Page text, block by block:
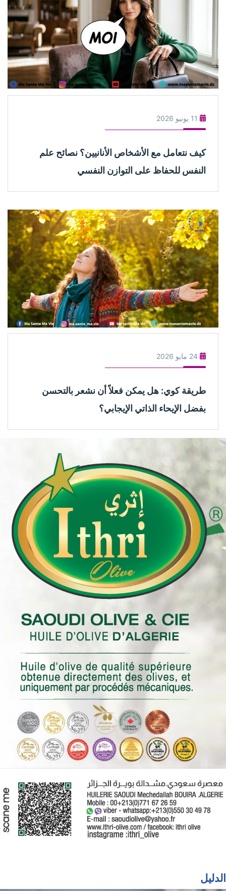
11 يونيو 2026
كيف نتعامل مع الأشخاص الأنانيين؟ نصائح علم
النفس للحفاظ على التوازن النفسي
24 مايو 2026
طريقة كوي: هل يمكن فعلاً أن نشعر بالتحسن
بفضل الإيحاء الذاتي الإيجابي؟
الدليل